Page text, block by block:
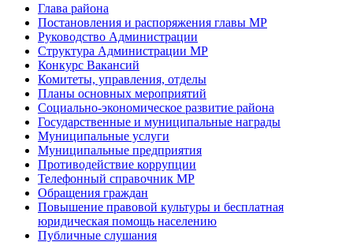
Глава района
Постановления и распоряжения главы МР
Руководство Администрации
Структура Администрации МР
Конкурс Вакансий
Комитеты, управления, отделы
Планы основных мероприятий
Социально-экономическое развитие района
Государственные и муниципальные награды
Муниципальные услуги
Муниципальные предприятия
Противодействие коррупции
Телефонный справочник МР
Обращения граждан
Повышение правовой культуры и бесплатная
юридическая помощь населению
Публичные слушания